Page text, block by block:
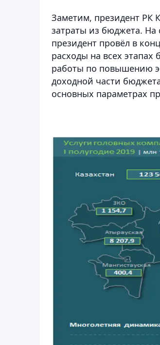
Заметим, президент РК
затраты из бюджета.
президент провёл в
расходы на всех
работы по повышению
доходной части
основных параметрах